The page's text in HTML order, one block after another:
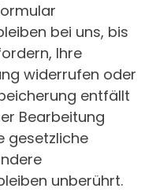
bei uns, bis
Ihre
widerrufen oder
entfällt
Bearbeitung
gesetzliche
unberührt.